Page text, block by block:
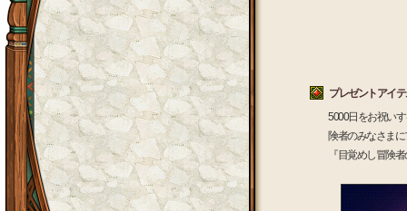
プレゼントアイ
5000日をお祝い
険者のみなさま
『目覚めし冒険